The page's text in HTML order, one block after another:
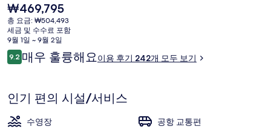
현
재
가
격
은
₩469,795
₩469,795
총 요금: ₩504,493
세금 및 수수료 포함
9월 1일 ~ 9월 2일
이
용
기
9.210점 만점 중 9.2점.
매우 훌륭해요이용 후기 242개 모두 보기
인기 편의 시설/서비스
수영장
공항 교통편